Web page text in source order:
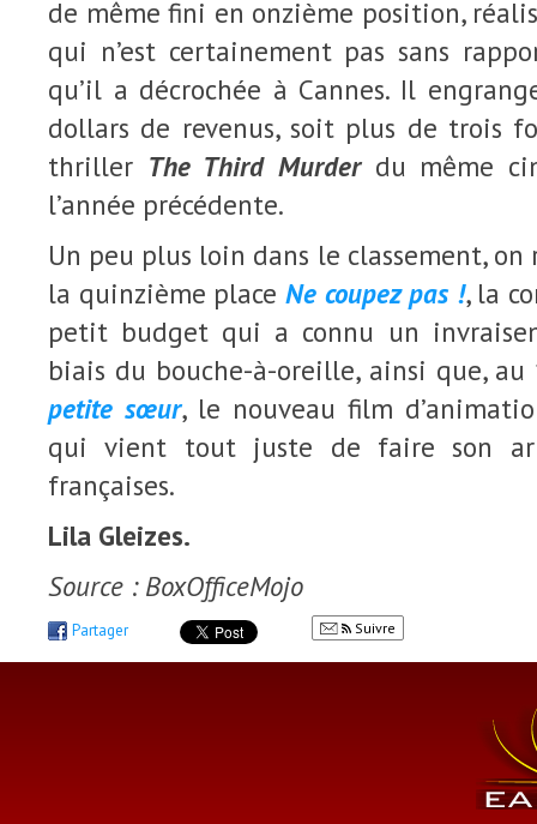
de même fini en onzième position,
qui n’est certainement pas sans
qu’il a décrochée à Cannes. Il
dollars de revenus, soit plus de trois
thriller The Third Murderdu même
l’année précédente.
Un peu plus loin dans le classement,
la quinzième place Ne coupez pas !, la
petit budget qui a connu un
biais du bouche-à-oreille, ainsi que,
petite sœur, le nouveau film
qui vient tout juste de faire son
françaises.
Lila Gleizes.
Source : BoxOfficeMojo
Partager Suivre